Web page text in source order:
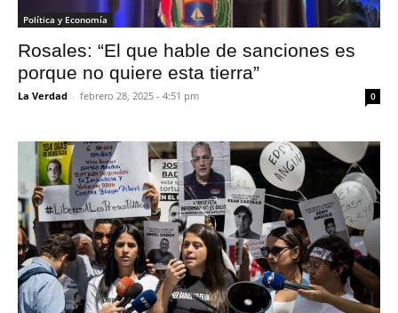
Política y Economía
Rosales: “El que hable de sanciones es
porque no quiere esta tierra”
La Verdad - febrero 28, 2025 - 4:51 pm 0